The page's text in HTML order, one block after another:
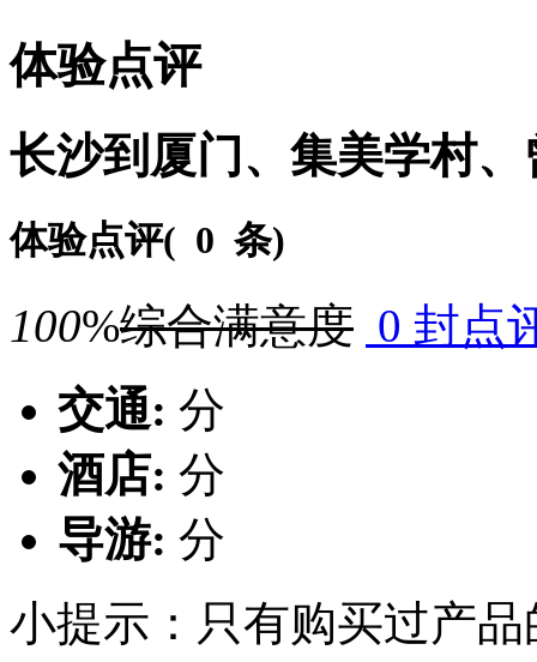
体验点评
长沙到厦门、集美学村
体验点评( 0 条)
100%综合满意度 0 封点
交通: 分
酒店: 分
导游: 分
小提示：只有购买过产